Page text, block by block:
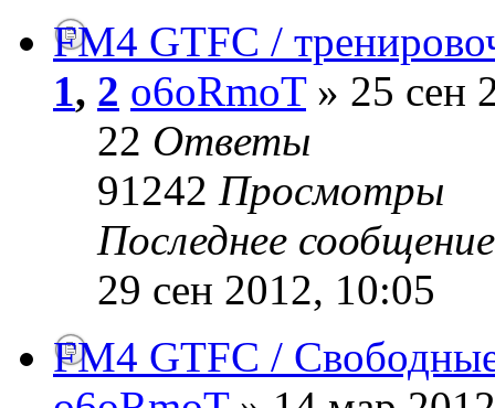
FM4 GTFC /
1, 2 o6oRmoT» 25 сен
22 Ответы
91242 Просмотры
Последнее
29 сен 2012, 10:05
FM4 GTFC /